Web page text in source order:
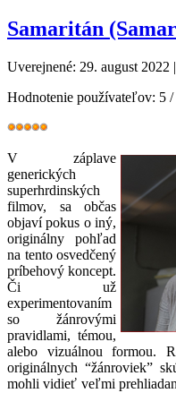
Samaritán
Uverejnené: 29. august 2022 |
Hodnotenie používateľov: 5 /
V záplave
generických
superhrdinských
filmov, sa občas
objaví pokus o iný,
originálny pohľad
na tento osvedčený
príbehový koncept.
Či už
experimentovaním
so žánrovými
pravidlami, témou,
alebo vizuálnou formou.
originálnych “žánroviek”
mohli vidieť veľmi